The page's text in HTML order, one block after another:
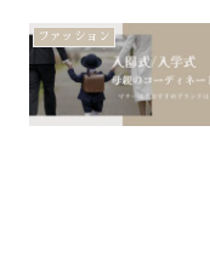
ファッション